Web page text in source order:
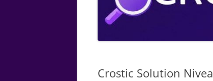
Crostic Solution